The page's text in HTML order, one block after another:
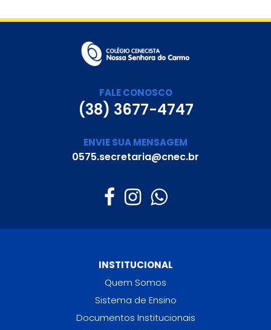
FALE CONOSCO
(38) 3677-4747
ENVIE SUA MENSAGEM
0575.secretaria@cnec.br
INSTITUCIONAL
Quem Somos
Sistema de Ensino
Documentos Institucionais